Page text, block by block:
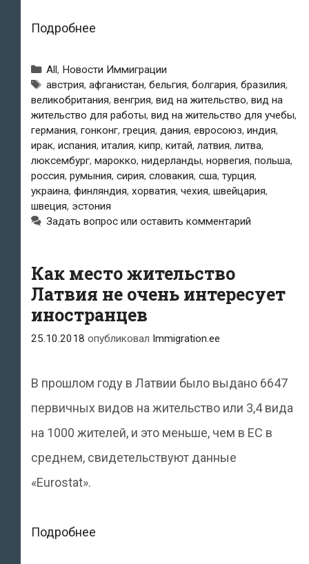
Подробнее
Евросоюзе:
украинцы
лидируют
с
большим
отрывом
Рубрики
All, Новости Иммиграции
Метки
австрия,афганистан,бельгия,болгария,бразилия,
великобритания, венгрия, вид на жительство, вид на
жительство для работы, вид на жительство для учебы,
германия, гонконг, греция, дания, евросоюз, индия,
ирак, испания, италия, кипр, китай, латвия, литва,
люксембург, марокко, нидерланды, норвегия, польша,
россия, румыния, сирия, словакия, сша, турция,
украина, финляндия, хорватия, чехия, швейцария,
швеция, эстония
Задать вопрос или оставить комментарий
Как место жительство
Латвия не очень интересует
иностранцев
25.10.2018 опубликовал Immigration.ee
В прошлом году в Латвии было выдано 6647
первичных видов на жительство или 3,4 вида
на 1000 жителей, и это меньше, чем в ЕС в
среднем, свидетельствуют данные
«Eurostat».
Подробнее